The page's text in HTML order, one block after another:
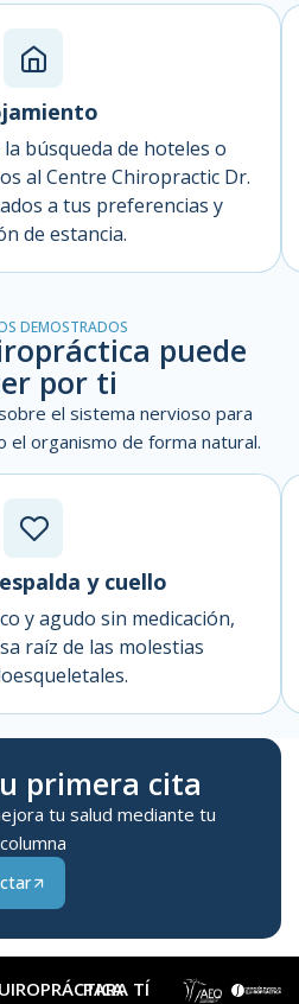
búsqueda de hoteles o
al Centre Chiropractic Dr.
a tus preferencias y
de estancia.
DEMOSTRADOS
puede
por ti
el sistema nervioso para
el organismo de forma natural.
y cuello
y agudo sin medicación,
raíz de las molestias
primera cita
tu salud mediante tu
columna
PARA TÍ